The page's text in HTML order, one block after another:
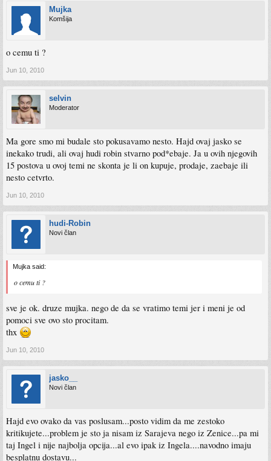
Mujka
Komšija
o cemu ti ?
Jun 10, 2010
selvin
Moderator
Ma gore smo mi budale sto pokusavamo nesto. Hajd ovaj jasko se
inekako trudi, ali ovaj hudi robin stvarno pod*ebaje. Ja u ovih njegovih
15 postova u ovoj temi ne skonta je li on kupuje, prodaje, zaebaje ili
nesto cetvrto.
Jun 10, 2010
hudi-Robin
Novi član
Mujka said:
o cemu ti ?
sve je ok. druze mujka. nego de da se vratimo temi jer i meni je od
pomoci sve ovo sto procitam.
thx
Jun 10, 2010
jasko__
Novi član
Hajd evo ovako da vas poslusam...posto vidim da me zestoko
kritikujete...problem je sto ja nisam iz Sarajeva nego iz Zenice...pa mi
taj Ingel i nije najbolja opcija...al evo ipak iz Ingela....navodno imaju
besplatnu dostavu...